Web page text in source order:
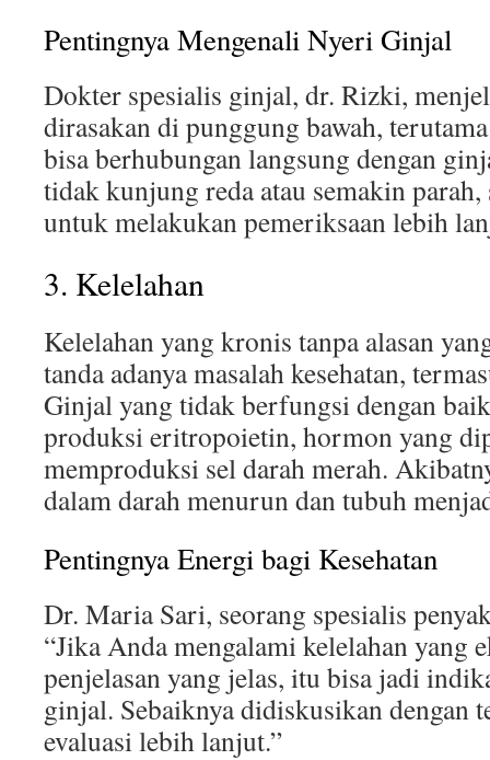
Pentingnya Mengenali Nyeri Ginjal
Dokter spesialis ginjal, dr. Rizki,
dirasakan di punggung bawah,
bisa berhubungan langsung dengan
tidak kunjung reda atau semakin parah,
untuk melakukan pemeriksaan lebih
3. Kelelahan
Kelelahan yang kronis tanpa alasan
tanda adanya masalah kesehatan,
Ginjal yang tidak berfungsi dengan
produksi eritropoietin, hormon yang
memproduksi sel darah merah.
dalam darah menurun dan tubuh
Pentingnya Energi bagi Kesehatan
Dr. Maria Sari, seorang spesialis
“Jika Anda mengalami kelelahan yang
penjelasan yang jelas, itu bisa jadi
ginjal. Sebaiknya didiskusikan dengan
evaluasi lebih lanjut.”